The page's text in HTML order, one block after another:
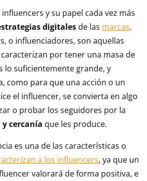
y su papel cada vez más
digitales de las marcas.
o influenciadores, son aquellas
por tener una masa de
lo suficientemente grande, y
como para que una acción o un
el influencer, se convierta en algo
o probar los seguidores por la
cercanía que les produce.
es una de las características o
a los influencers, ya que un
valorará de forma positiva, e